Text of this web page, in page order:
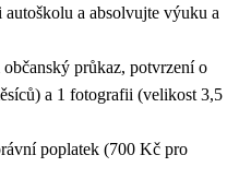
a absolvujte výuku a
průkaz, potvrzení o
a 1 fotografii (velikost 3,5
poplatek (700 Kč pro